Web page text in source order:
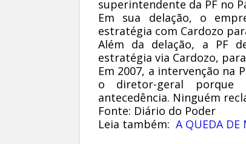
superintendente da PF no
Em sua delação, o
estratégia com Cardozo
Além da delação, a PF
estratégia via Cardozo,
Em 2007, a intervenção na
o diretor-geral porque
antecedência. Ninguém
Fonte: Diário do Poder
Leia também: A QUEDA DE